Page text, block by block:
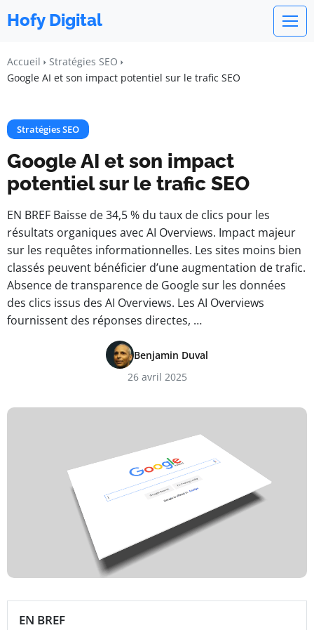
Hofy Digital
Accueil
Stratégies SEO
Google AI et son impact potentiel sur le trafic SEO
Stratégies SEO
Google AI et son impact
potentiel sur le trafic SEO
EN BREF Baisse de 34,5 % du taux de clics pour les
résultats organiques avec AI Overviews. Impact majeur
sur les requêtes informationnelles. Les sites moins bien
classés peuvent bénéficier d’une augmentation de trafic.
Absence de transparence de Google sur les données
des clics issus des AI Overviews. Les AI Overviews
fournissent des réponses directes, …
Benjamin Duval
26 avril 2025
EN BREF